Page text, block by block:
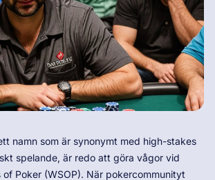
namn som är synonymt med high-stakes
spelande, är redo att göra vågor vid
Poker (WSOP). När pokercommunityt